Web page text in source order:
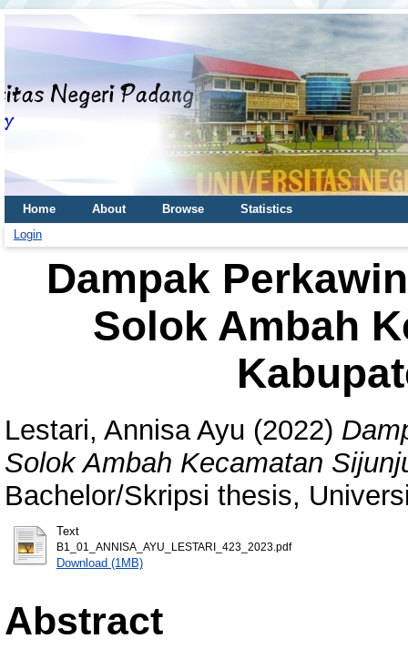
Home About Browse
Statistics
Login
Dampak
Solok Ambah
Lestari, Annisa Ayu (2022)
Solok Ambah Kecamatan
Bachelor/Skripsi thesis,
Text
B1_01_ANNISA_AYU_LESTARI_423_2023.pdf
Download (1MB)
Abstract